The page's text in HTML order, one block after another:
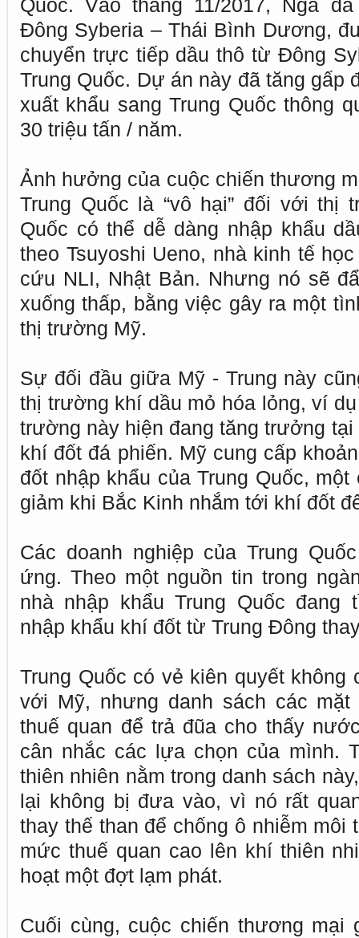
Quốc. Vào tháng 11/2017, Nga
Đông Syberia – Thái Bình Dương,
chuyển trực tiếp dầu thô từ Đông
Trung Quốc. Dự án này đã tăng gấp
xuất khẩu sang Trung Quốc thông
30 triệu tấn / năm.
Ảnh hưởng của cuộc chiến thương
Trung Quốc là “vô hại” đối với thị
Quốc có thể dễ dàng nhập khẩu
theo Tsuyoshi Ueno, nhà kinh tế
cứu NLI, Nhật Bản. Nhưng nó sẽ
xuống thấp, bằng việc gây ra một
thị trường Mỹ.
Sự đối đầu giữa Mỹ - Trung này
thị trường khí dầu mỏ hóa lỏng, ví
trường này hiện đang tăng trưởng
khí đốt đá phiến. Mỹ cung cấp
đốt nhập khẩu của Trung Quốc,
giảm khi Bắc Kinh nhắm tới khí đốt
Các doanh nghiệp của Trung
ứng. Theo một nguồn tin trong
nhà nhập khẩu Trung Quốc đang
nhập khẩu khí đốt từ Trung Đông
Trung Quốc có vẻ kiên quyết
với Mỹ, nhưng danh sách các mặt
thuế quan để trả đũa cho thấy
cân nhắc các lựa chọn của mình.
thiên nhiên nằm trong danh sách
lại không bị đưa vào, vì nó rất
thay thế than để chống ô nhiễm
mức thuế quan cao lên khí thiên
hoạt một đợt lạm phát.
Cuối cùng, cuộc chiến thương